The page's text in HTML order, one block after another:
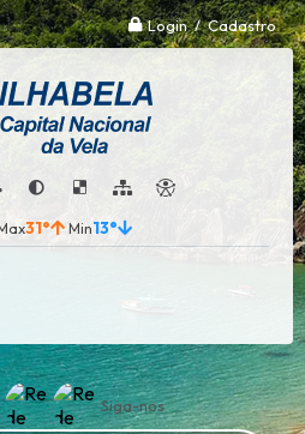
Login / Cadastro
31° 13°
Siga-nos